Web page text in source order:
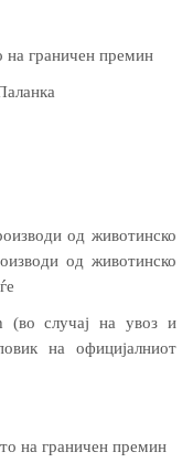
на граничен премин
од животинско
од животинско
случај на увоз и
на официјалниот
на граничен премин